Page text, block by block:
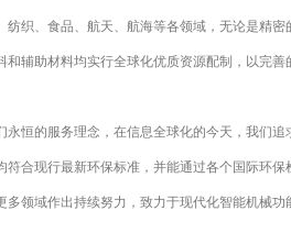
纺织、食品、航天、航海等各领域，无论是精
和辅助材料均实行全球化优质资源配制，以完
永恒的服务理念，在信息全球化的今天，我们
符合现行最新环保标准，并能通过各个国际环
多领域作出持续努力，致力于现代化智能机械